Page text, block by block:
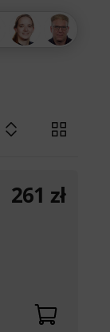
261 zł